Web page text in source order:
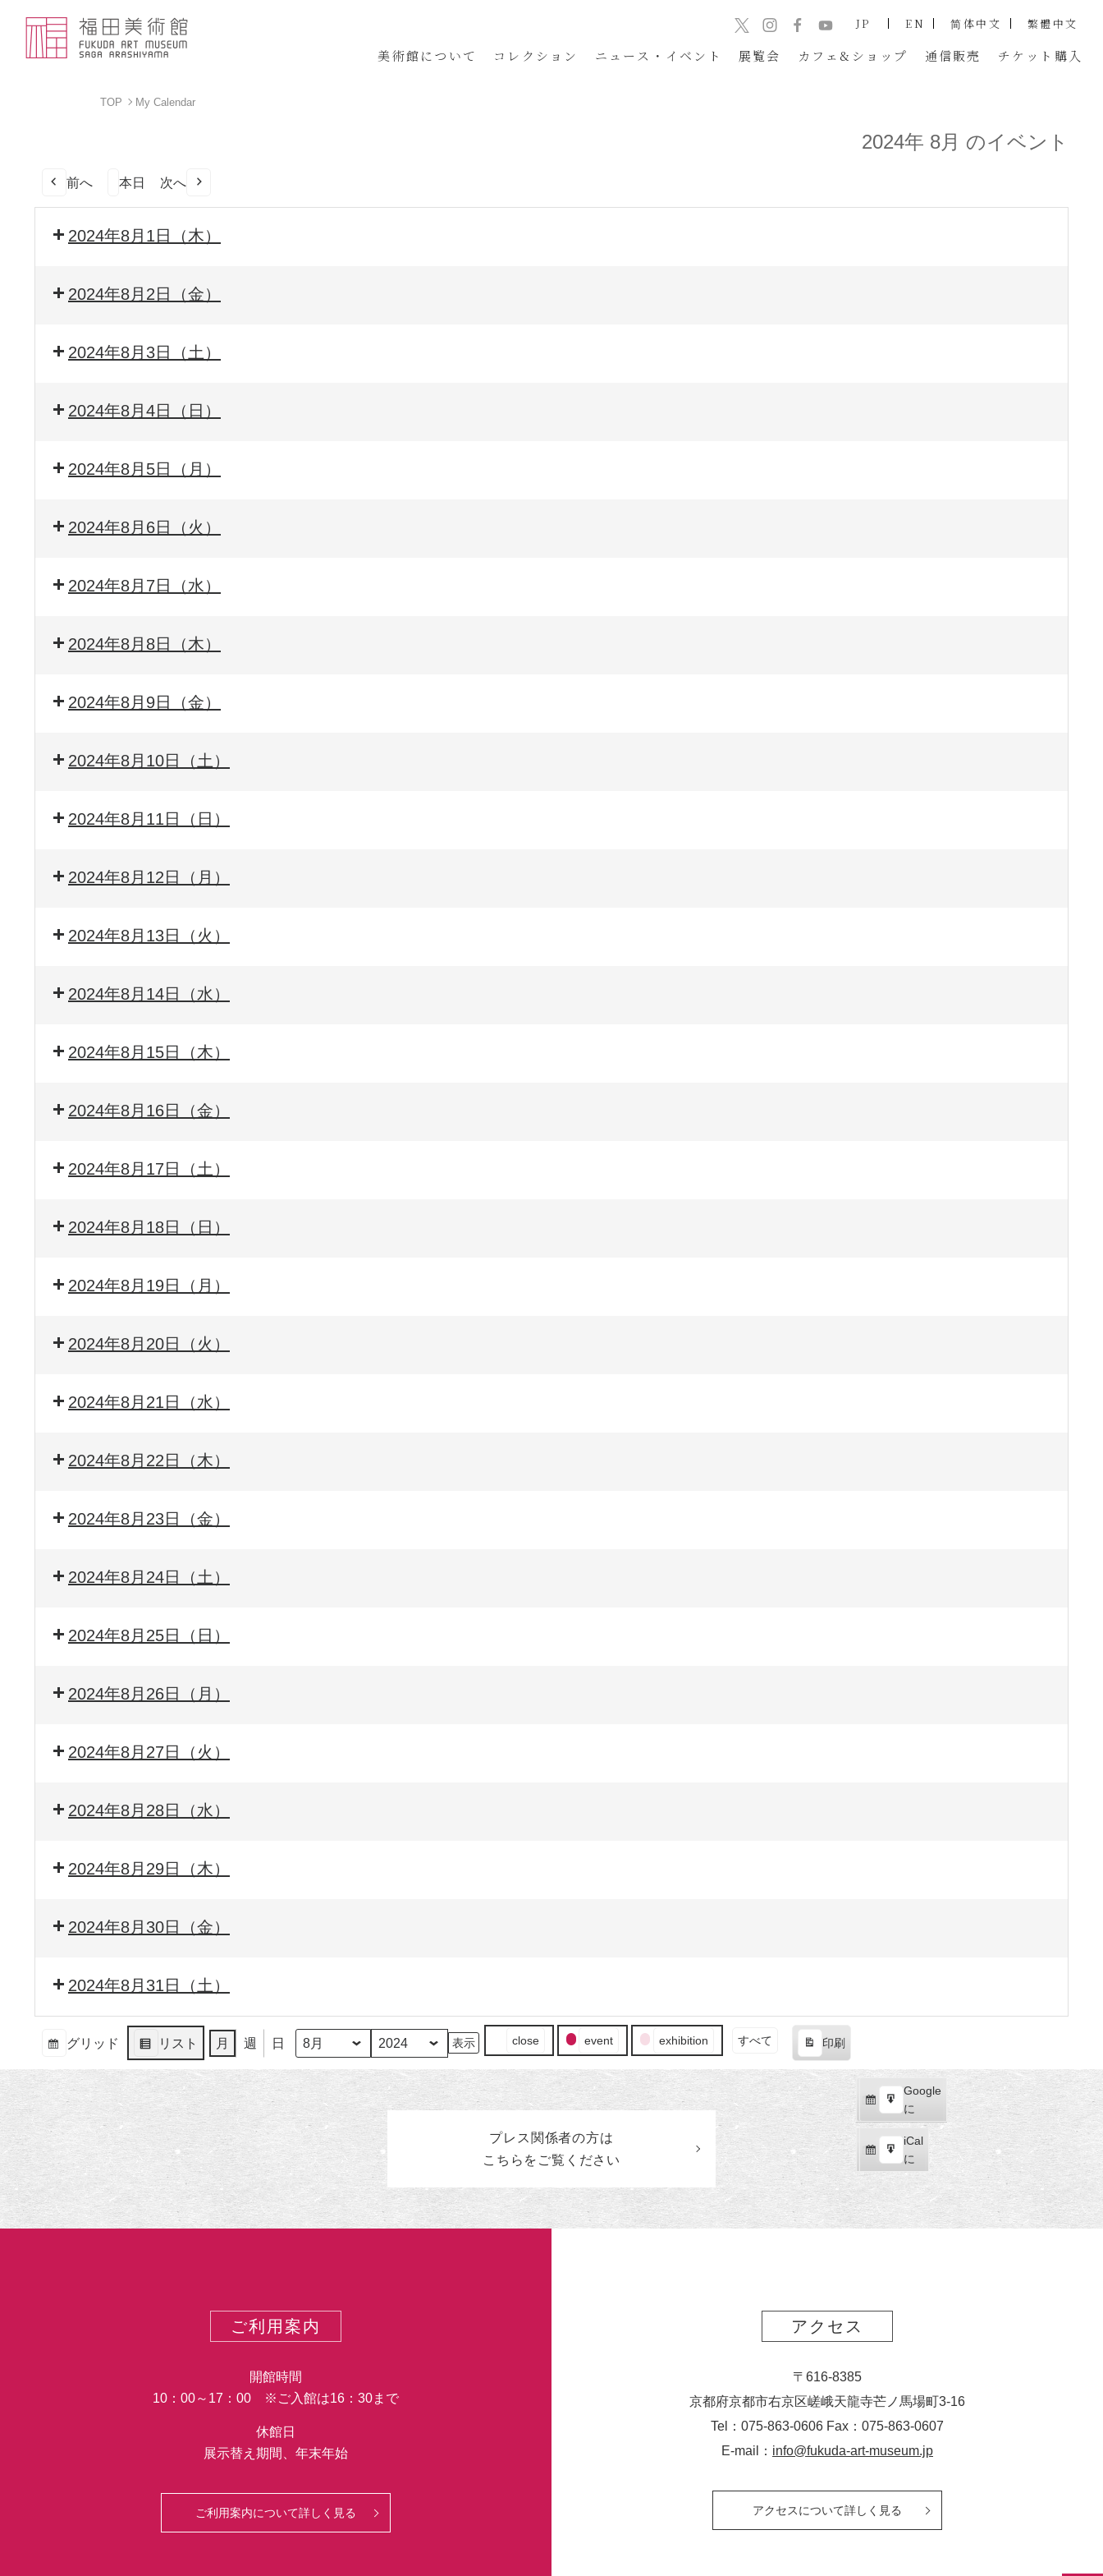
美術館について コレクション ニュース・イベント 展覧会 カフェ&ショップ 通信販売 チケット 購入
JP EN 简体中文 繁體中文
TOP My Calendar
2024年 8月 のイベント
前へ 本日 次へ
2024年8月1日（木）
2024年8月2日（金）
2024年8月3日（土）
2024年8月4日（日）
2024年8月5日（月）
2024年8月6日（火）
2024年8月7日（水）
2024年8月8日（木）
2024年8月9日（金）
2024年8月10日（土）
2024年8月11日（日）
2024年8月12日（月）
2024年8月13日（火）
2024年8月14日（水）
2024年8月15日（木）
2024年8月16日（金）
2024年8月17日（土）
2024年8月18日（日）
2024年8月19日（月）
2024年8月20日（火）
2024年8月21日（水）
2024年8月22日（木）
2024年8月23日（金）
2024年8月24日（土）
2024年8月25日（日）
2024年8月26日（月）
2024年8月27日（火）
2024年8月28日（水）
2024年8月29日（木）
2024年8月30日（金）
2024年8月31日（土）
グリッド
表
示
リスト
表
示
月 週 日
月
年
ン
ト
テ
ゴ
ー
close event exhibition すべて 印刷
Google
で
購
読
iCal
で
購
Google
に
エ
ク
ス
ポ
ー
ト
iCal
に
エ
ポ
ー
プレス関係者の方は
こちらをご覧ください
ご利用案内
開館時間
10：00～17：00 ※ご入館は16：30まで
休館日
展示替え期間、年末年始
ご利用案内について詳しく見る
アクセス
〒616-8385
京都府京都市右京区嵯峨天龍寺芒ノ馬場町3-16
Tel：075-863-0606 Fax：075-863-0607
E-mail： info@fukuda-art-museum.jp
アクセスについて詳しく見る